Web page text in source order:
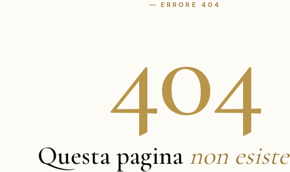
— ERRORE 404
404
Questa pagina non